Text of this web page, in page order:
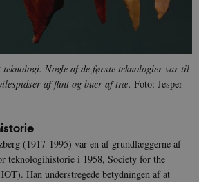
Nogle af de første teknologier var til
af flint og buer af træ. Foto: Jesper
(1917-1995) var en af grundlæggerne af
teknologihistorie i 1958, Society for the
Han understregede betydningen af at